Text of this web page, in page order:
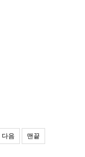
다음 맨끝